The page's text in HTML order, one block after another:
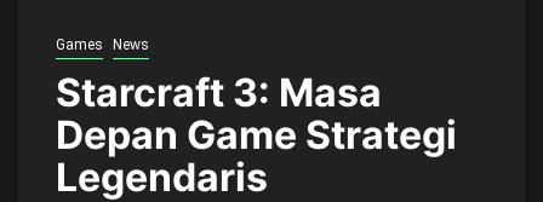
Games News
Starcraft 3: Masa
Depan Game Strategi
Legendaris